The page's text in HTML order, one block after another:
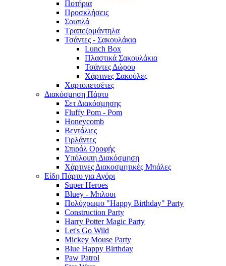
Ποτήρια
Προσκλήσεις
Σουπλά
Τραπεζομάντηλα
Τσάντες - Σακουλάκια
Lunch Box
Πλαστικά Σακουλάκια
Τσάντες Δώρου
Χάρτινες Σακούλες
Χαρτοπετσέτες
Διακόσμηση Πάρτυ
Σετ Διακόσμησης
Fluffy Pom - Pom
Honeycomb
Βεντάλιες
Γιρλάντες
Σπιράλ Οροφής
Υπόλοιπη Διακόσμηση
Χάρτινες Διακοσμητικές Μπάλες
Είδη Πάρτυ για Αγόρι
Super Heroes
Bluey - Μπλουι
Πολύχρωμο "Happy Birthday" Party
Construction Party
Harry Potter Magic Party
Let's Go Wild
Mickey Mouse Party
Blue Happy Birthday
Paw Patrol